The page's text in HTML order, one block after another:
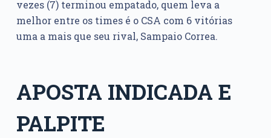
vezes (7) terminou empatado, quem leva a
melhor entre os times é o CSA com 6 vitórias
uma a mais que seu rival, Sampaio Correa.
APOSTA INDICADA E
PALPITE